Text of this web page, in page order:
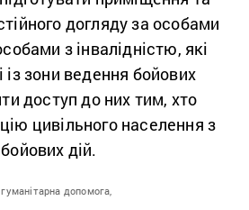
догляду за особами
з інвалідністю, які
із зони ведення бойових
доступ до них тим, хто
цивільного населення з
дій.
гуманітарна допомога,